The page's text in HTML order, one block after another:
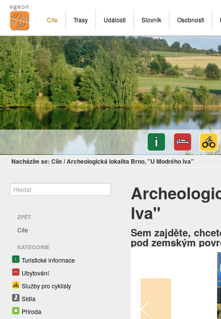
Cíle Trasy Události Slovník Osobnosti
Nacházíte se: Cíle/Archeologická lokalita Brno, "U Modrého lva"
ZPĚT
Cíle
KATEGORIE
Turistické informace
Ubytování
Služby pro cyklisty
Sídla
Příroda
lva"
Sem zajděte,
pod zemským